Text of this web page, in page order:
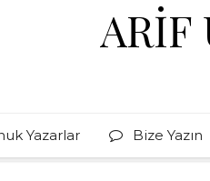
ARIF
Yazarlar Bize Yazın